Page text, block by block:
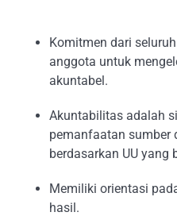
Komitmen dari
anggota untuk
akuntabel.
Akuntabilitas adalah
pemanfaatan sumber
berdasarkan UU yang
Memiliki orientasi
hasil.